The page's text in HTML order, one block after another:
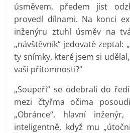
úsměvem, předem jist
provedl dílnami. Na konci
inženýru ztuhl úsměv na
„návštěvník“ jedovatě zeptal:
ty snímky, které jsem si
vaši přítomnosti?“
„Soupeři“ se odebrali do
mezi čtyřma očima
„Obránce“, hlavní
inteligentně, když mu